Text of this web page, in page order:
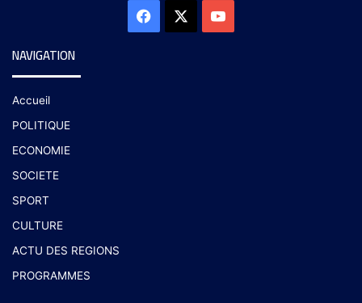
NAVIGATION
Accueil
POLITIQUE
ECONOMIE
SOCIETE
SPORT
CULTURE
ACTU DES REGIONS
PROGRAMMES